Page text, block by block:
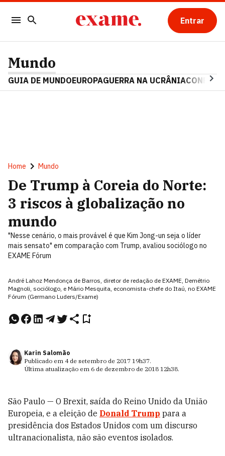
Entrar
Mundo
GUIA DE MUNDOEUROPAGUERRA NA UCRÂNIA
Home Mundo
De Trump à Coreia do Norte:
3 riscos à globalização no
mundo
"Nesse cenário, o mais provável é que Kim Jong-un seja o líder
mais sensato" em comparação com Trump, avaliou sociólogo no
EXAME Fórum
André Lahoz Mendonça de Barros, diretor de redação de EXAME, Demétrio
Magnoli, sociólogo, e Mário Mesquita, economista-chefe do Itaú, no EXAME
Fórum (Germano Luders/Exame)
Karin Salomão
Publicado em 4 de setembro de 2017 19h37.
Última atualização em 6 de dezembro de 2018 12h38.
São Paulo — O Brexit, saída do Reino Unido da União
Europeia, e a eleição de Donald Trump para a
presidência dos Estados Unidos com um discurso
ultranacionalista, não são eventos isolados.